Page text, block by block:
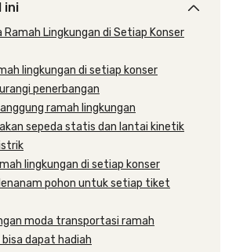
ini
Ramah Lingkungan di Setiap Konser
lingkungan di setiap konser
penerbangan
ramah lingkungan
sepeda statis dan lantai kinetik
lingkungan di setiap konser
pohon untuk setiap tiket
moda transportasi ramah
bisa dapat hadiah